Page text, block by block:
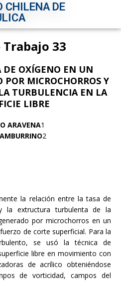
CHILENA DE
Trabajo 33
DE OXÍGENO EN UN
POR MICROCHORROS Y
TURBULENCIA EN LA
LIBRE
ARAVENA1
2
la relación entre la tasa de
la extructura turbulenta de la
por microchorros en un
de corte superficial. Para la
se usó la técnica de
libre en movimiento con
de acrílico obteniéndose
de vorticidad, campos del